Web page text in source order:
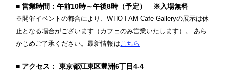
■ 営業時間：午前10時～午後8時（予定） ※入場無料
※開催イベントの都合により、WHO I AM Cafe Galleryの展示は休
止となる場合がございます（カフェのみ営業いたします）。 あら
かじめご了承ください。最新情報はこちら
■ アクセス： 東京都江東区豊洲6丁目4-4